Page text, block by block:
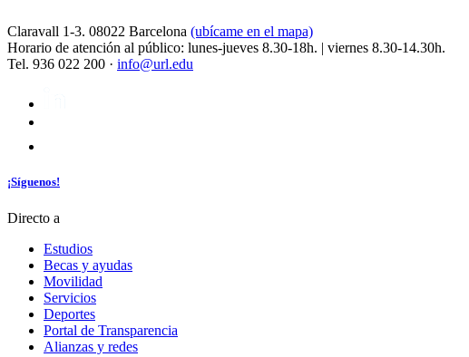
Claravall 1-3. 08022 Barcelona (ubícame en el mapa)
Horario de atención al público: lunes-jueves 8.30-18h. | viernes 8.30-14.30h.
Tel. 936 022 200 · info@url.edu
¡Síguenos!
Directo a
Estudios
Becas y ayudas
Movilidad
Servicios
Deportes
Portal de Transparencia
Alianzas y redes